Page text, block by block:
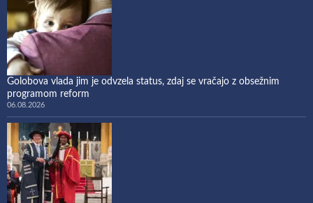
Golobova vlada jim je odvzela status, zdaj se vračajo z obsežnim
programom reform
06.08.2026